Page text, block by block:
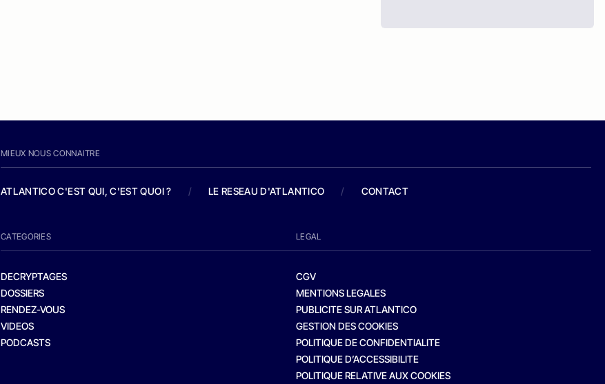
MIEUX NOUS CONNAITRE
ATLANTICO C'EST QUI, C'EST QUOI ? / LE RESEAU D'ATLANTICO / CONTACT
CATEGORIES
DECRYPTAGES
DOSSIERS
RENDEZ-VOUS
VIDEOS
PODCASTS
LEGAL
CGV
MENTIONS LEGALES
PUBLICITE SUR ATLANTICO
GESTION DES COOKIES
POLITIQUE DE CONFIDENTIALITE
POLITIQUE D’ACCESSIBILITE
POLITIQUE RELATIVE AUX COOKIES